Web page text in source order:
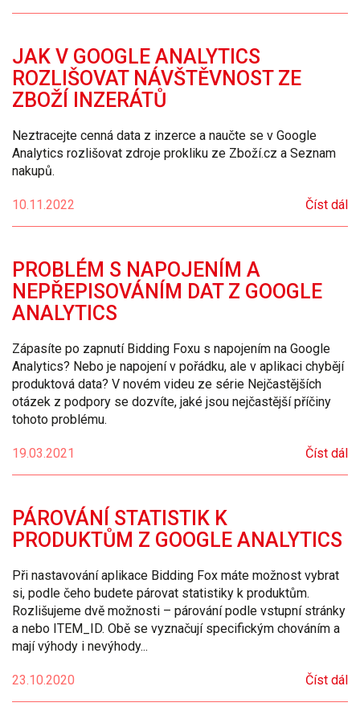
JAK V GOOGLE ANALYTICS
ROZLIŠOVAT NÁVŠTĚVNOST ZE
ZBOŽÍ INZERÁTŮ
Neztracejte cenná data z inzerce a naučte se v Google
Analytics rozlišovat zdroje prokliku ze Zboží.cz a Seznam
nakupů.
10.11.2022 Číst dál
PROBLÉM S NAPOJENÍM A
NEPŘEPISOVÁNÍM DAT Z GOOGLE
ANALYTICS
Zápasíte po zapnutí Bidding Foxu s napojením na Google
Analytics? Nebo je napojení v pořádku, ale v aplikaci chybějí
produktová data? V novém videu ze série Nejčastějších
otázek z podpory se dozvíte, jaké jsou nejčastější příčiny
tohoto problému.
19.03.2021 Číst dál
PÁROVÁNÍ STATISTIK K
PRODUKTŮM Z GOOGLE ANALYTICS
Při nastavování aplikace Bidding Fox máte možnost vybrat
si, podle čeho budete párovat statistiky k produktům.
Rozlišujeme dvě možnosti – párování podle vstupní stránky
a nebo ITEM_ID. Obě se vyznačují specifickým chováním a
mají výhody i nevýhody...
23.10.2020 Číst dál